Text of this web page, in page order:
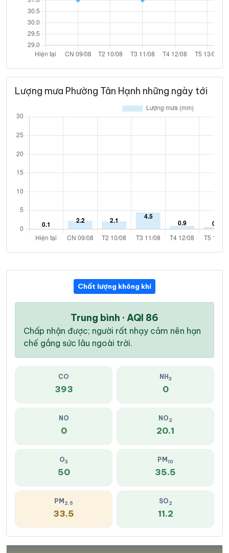
Lượng mưa Phường Tân Hạnh những ngày tới
Chất lượng không khí
Trung bình · AQI 86
Chấp nhận được; người rất nhạy cảm nên hạn
chế gắng sức lâu ngoài trời.
CO
393
NH 3
0
NO
0
NO2
20.1
O3
50
PM 10
35.5
PM 2.5
33.5
SO2
11.2